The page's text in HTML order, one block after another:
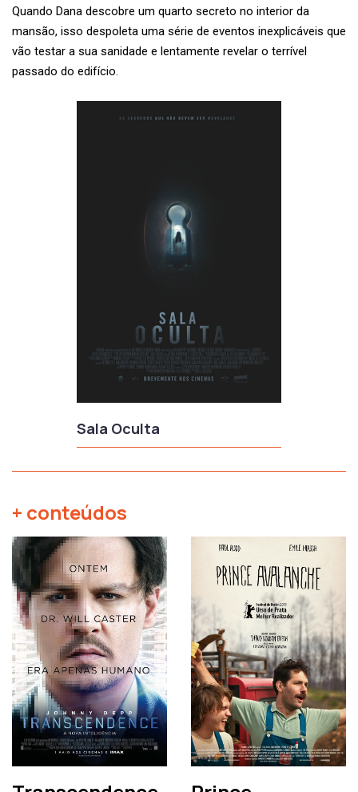
Sala Oculta
Quando Dana descobre um quarto secreto no interior da
mansão, isso despoleta uma série de eventos inexplicáveis que
vão testar a sua sanidade e lentamente revelar o terrível
passado do edifício.
+ conteúdos